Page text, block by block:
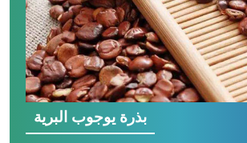
بذرة يوجوب البرية